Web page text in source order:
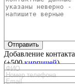
Отправить
Добавление контакта
(+500кирпичей)